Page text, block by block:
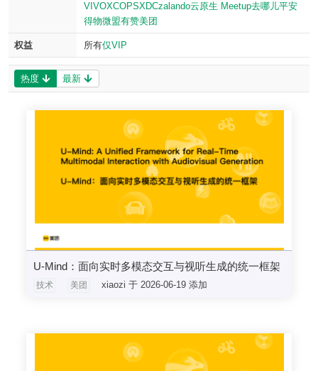
VIVOXCOPSXDCzalando云原生 Meetup去哪儿平安
得物微盟有赞美团
权益 所有仅VIP
热度 最新
U-Mind：⾯向实时多模态交互与视听⽣成的统⼀框架
技术 美团 xiaozi 于 2026-06-19 添加